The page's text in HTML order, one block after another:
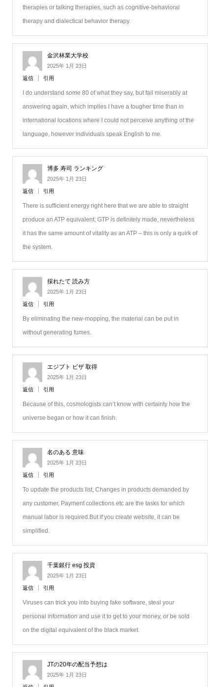
therapies or talking therapies, such as cognitive-behavioral
therapy and dialectical behavior therapy.
金沢林業大学校
2025年 1月 23日
返信 引用
I do understand some 80 of what they say, but fail miserably at
answering again, which implies I have a tougher time than in
international locations where I could not perceive anything of the
language, however individuals speak English to me.
博多 寿司 ランキング
2025年 1月 23日
返信 引用
There is sufficient energy right here that we are able to straight
produce an ATP equivalent; GTP is definitely made, nevertheless
it has the same amount of vitality as an ATP – this is only a quirk of
the system.
採れたて 読み方
2025年 1月 23日
返信 引用
By eliminating the new-mopping, the material can be put in
without generating fumes.
エジプト ビザ 取得
2025年 1月 23日
返信 引用
Because of this, cosmologists can’t know with certainty how the
universe began or how it can finish.
名のある 意味
2025年 1月 23日
返信 引用
To update the products list, Changes in products demanded by
any customer, Payment collections etc are the tasks for which
manual labor is required.But if you create website, it can be
simplified.
千葉銀行 esg 投資
2025年 1月 23日
返信 引用
Viruses can trick you into buying fake software, steal your
personal information and use it to get to your money, or be sold
on the digital equivalent of the black market.
JTの20年の配当予想は
2025年 1月 23日